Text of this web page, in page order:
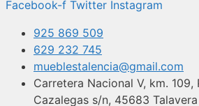
Facebook-f Twitter Instagram
925 869 509
629 232 745
mueblestalencia@gmail.com
Carretera Nacional V, km. 109,
Cazalegas s/n, 45683